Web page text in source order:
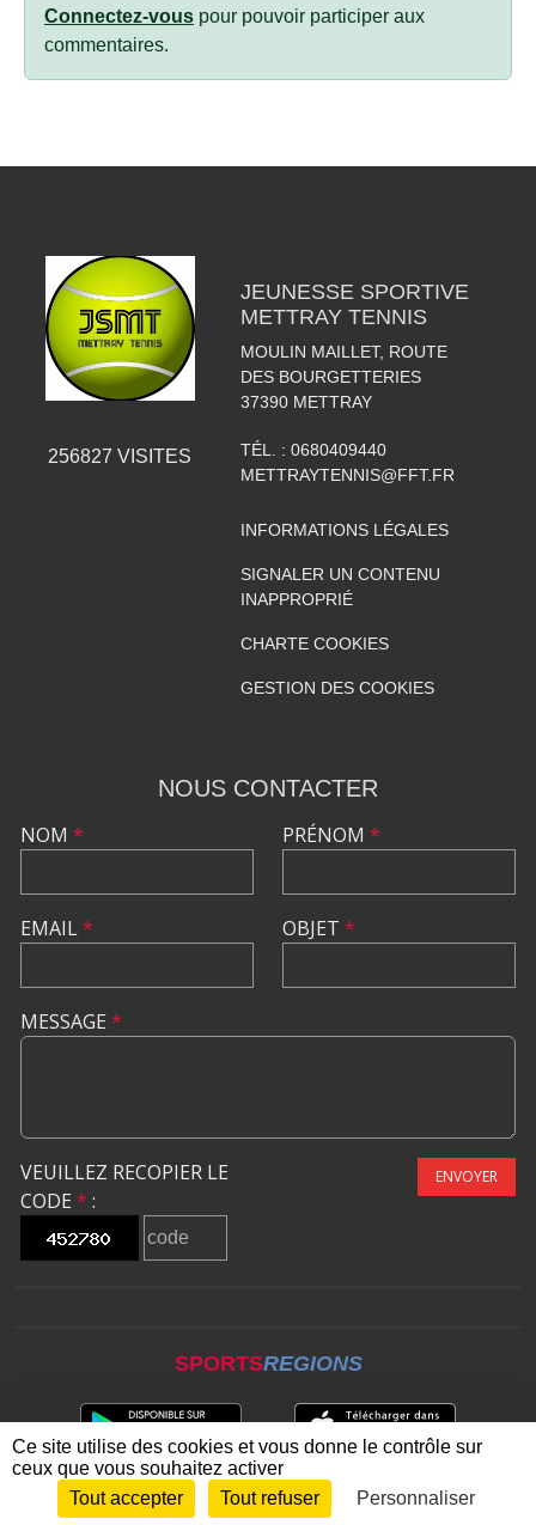
Connectez-vous pour pouvoir participer aux
commentaires.
256827 VISITES
JEUNESSE SPORTIVE
METTRAY TENNIS
MOULIN MAILLET, ROUTE
DES BOURGETTERIES
37390 METTRAY
TÉL. : 0680409440
METTRAYTENNIS@FFT.FR
INFORMATIONS LÉGALES
SIGNALER UN CONTENU
INAPPROPRIÉ
CHARTE COOKIES
GESTION DES COOKIES
NOUS CONTACTER
NOM *
EMAIL*
PRÉNOM *
OBJET *
MESSAGE *
VEUILLEZ RECOPIER LE
CODE * :
ENVOYER
SPORTSREGIONS
Envie de participer ? CONNEXION
Ce site utilise des cookies et vous donne le contrôle sur
ceux que vous souhaitez activer
Tout accepter
Tout refuser Personnaliser